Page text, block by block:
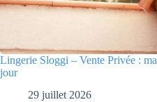
Lingerie Sloggi – Vente Privée :
jour
29 juillet 2026